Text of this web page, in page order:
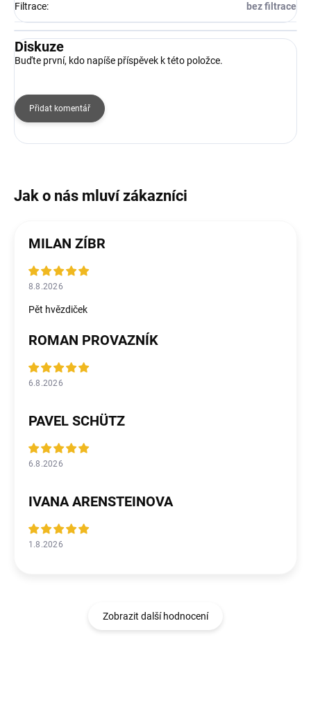
Filtrace: bez filtrace
Diskuze
Buďte první, kdo napíše příspěvek k této položce.
Přidat komentář
MILAN ZÍBR
8.8.2026
Pět hvězdiček
ROMAN PROVAZNÍK
6.8.2026
PAVEL SCHÜTZ
6.8.2026
IVANA ARENSTEINOVA
1.8.2026
Zobrazit další hodnocení